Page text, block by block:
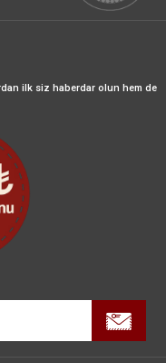
ilk siz haberdar olun hem de